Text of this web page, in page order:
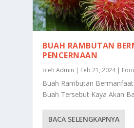
BUAH RAMBUTAN
PENCERNAAN
olehAdmin | Feb 21, 2024|
Buah Rambutan
Buah Tersebut Kaya Akan
BACA SELENGKAPNYA